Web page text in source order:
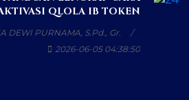
QLOLA IB TOKEN
DEWI PURNAMA, S.Pd., Gr.
2026-06-05 04:38:50